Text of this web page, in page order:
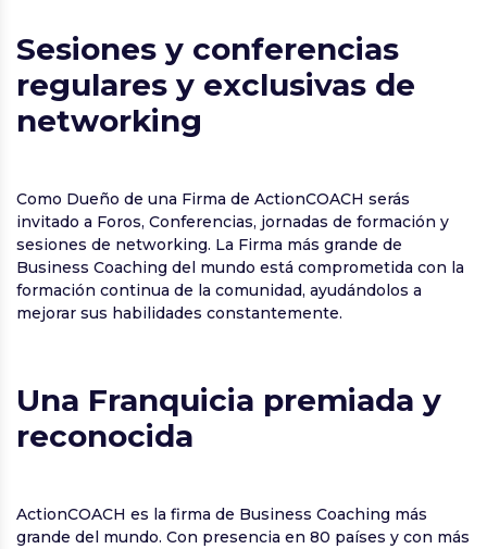
Sesiones y conferencias
regulares y exclusivas de
networking
Como Dueño de una Firma de ActionCOACH serás
invitado a Foros, Conferencias, jornadas de formación y
sesiones de networking. La Firma más grande de
Business Coaching del mundo está comprometida con la
formación continua de la comunidad, ayudándolos a
mejorar sus habilidades constantemente.
Una Franquicia premiada y
reconocida
ActionCOACH es la firma de Business Coaching más
grande del mundo. Con presencia en 80 países y con más